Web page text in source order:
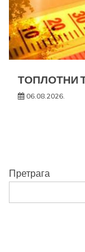
ТОПЛОТНИ
06.08.2026.
Претрага